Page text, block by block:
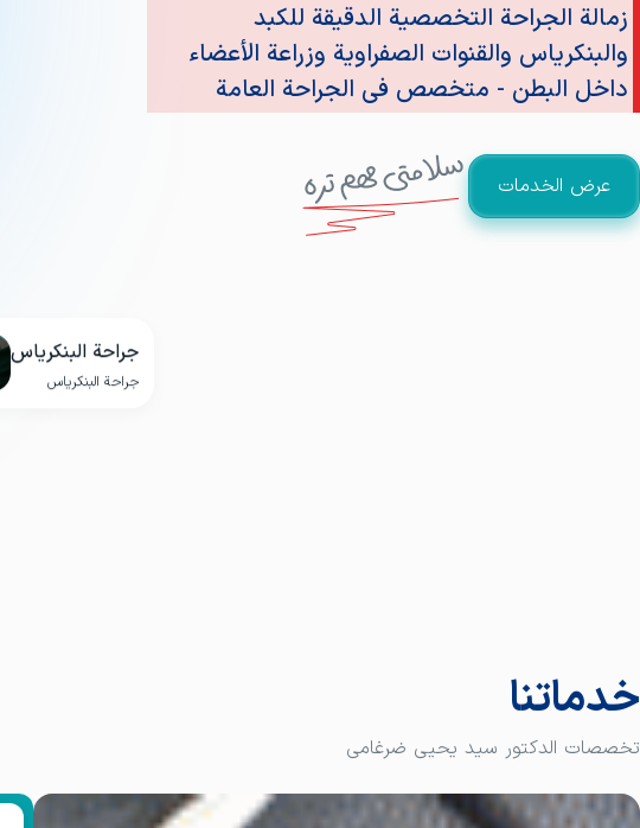
زمالة الجراحة التخصصية الدقيقة للكبد
والبنكرياس والقنوات الصفراوية وزراعة الأعضاء
داخل البطن - متخصص في الجراحة العامة
عرض الخدمات
جراحة البنكرياس
خدماتنا
تخصصات الدكتور سيد يحيى ضرغامي